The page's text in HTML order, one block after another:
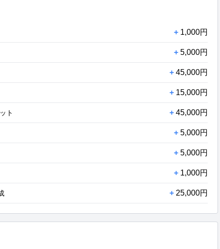
+ 1,000円
+ 5,000円
+ 45,000円
+ 15,000円
ト + 45,000円
+ 5,000円
+ 5,000円
+ 1,000円
+ 25,000円